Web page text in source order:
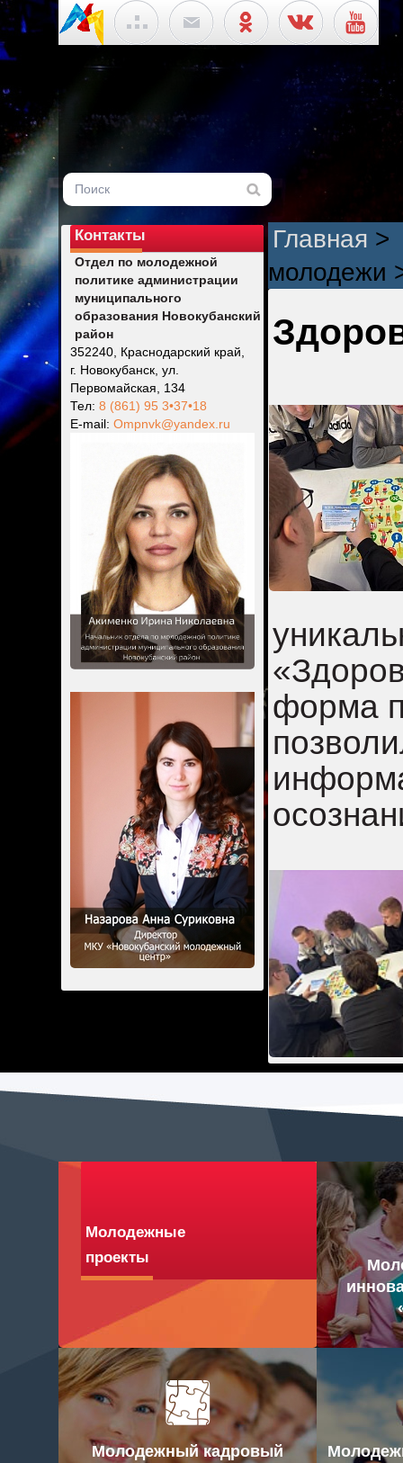
Контакты
Отдел по молодежной
политике администрации
муниципального
образования Новокубанский
район
352240, Краснодарский край,
г. Новокубанск, ул.
Первомайская, 134
Тел: 8 (861) 95 3•37•18
Е-mail: Ompnvk@yandex.ru
Главная >
молодежи
форма
Молодежные
проекты
Молодежный кадровый